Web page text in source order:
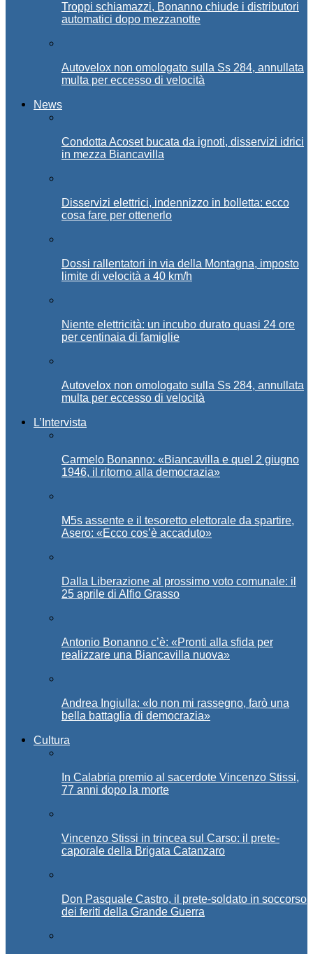
Troppi schiamazzi, Bonanno chiude i distributori
automatici dopo mezzanotte
Autovelox non omologato sulla Ss 284, annullata
multa per eccesso di velocità
News
Condotta Acoset bucata da ignoti, disservizi idrici
in mezza Biancavilla
Disservizi elettrici, indennizzo in bolletta: ecco
cosa fare per ottenerlo
Dossi rallentatori in via della Montagna, imposto
limite di velocità a 40 km/h
Niente elettricità: un incubo durato quasi 24 ore
per centinaia di famiglie
Autovelox non omologato sulla Ss 284, annullata
multa per eccesso di velocità
L’Intervista
Carmelo Bonanno: «Biancavilla e quel 2 giugno
1946, il ritorno alla democrazia»
M5s assente e il tesoretto elettorale da spartire,
Asero: «Ecco cos’è accaduto»
Dalla Liberazione al prossimo voto comunale: il
25 aprile di Alfio Grasso
Antonio Bonanno c’è: «Pronti alla sfida per
realizzare una Biancavilla nuova»
Andrea Ingiulla: «Io non mi rassegno, farò una
bella battaglia di democrazia»
Cultura
In Calabria premio al sacerdote Vincenzo Stissi,
77 anni dopo la morte
Vincenzo Stissi in trincea sul Carso: il prete-
caporale della Brigata Catanzaro
Don Pasquale Castro, il prete-soldato in soccorso
dei feriti della Grande Guerra